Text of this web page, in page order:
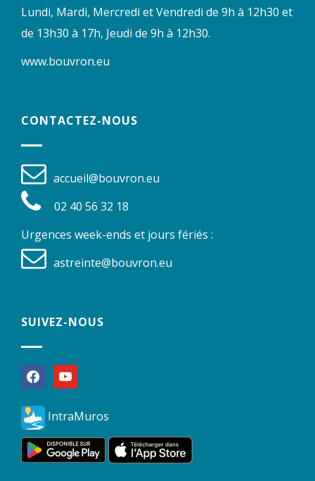
Lundi, Mardi, Mercredi et Vendredi de 9h à 12h30 et
de 13h30 à 17h, Jeudi de 9h à 12h30.
www.bouvron.eu
CONTACTEZ-NOUS
accueil@bouvron.eu
02 40 56 32 18
Urgences week-ends et jours fériés :
astreinte@bouvron.eu
SUIVEZ-NOUS
facebookyoutube
IntraMuros